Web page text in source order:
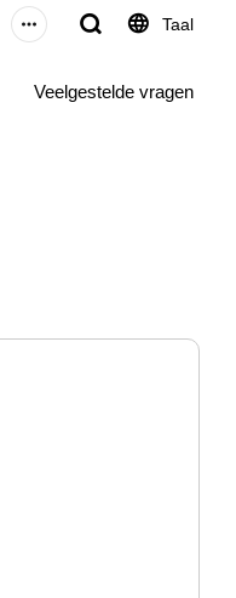
Taal
Veelgestelde vragen